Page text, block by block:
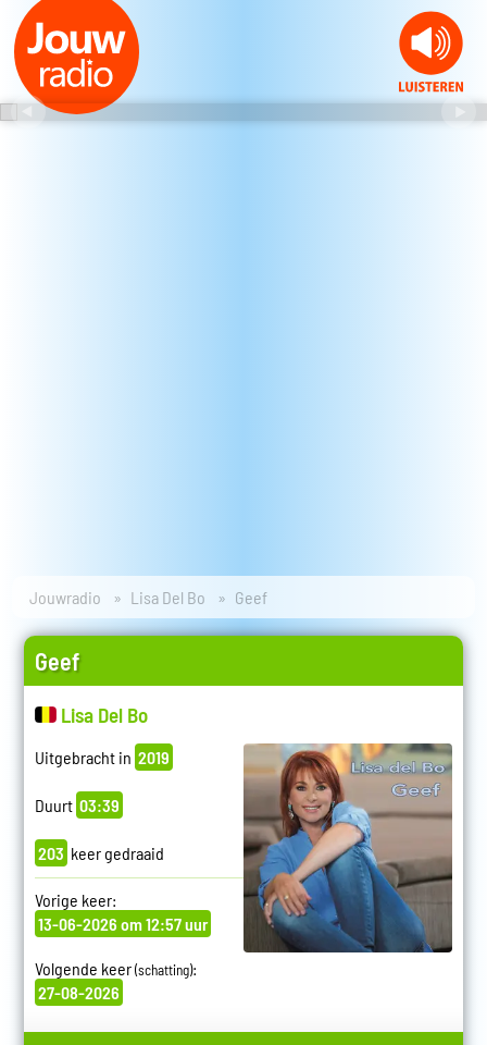
Jouwradio Lisa Del Bo Geef
Geef
Lisa Del Bo
Uitgebracht in 2019
Duurt 03:39
203 keer gedraaid
Vorige keer:
13-06-2026 om 12:57 uur
Volgende keer(schatting):
27-08-2026